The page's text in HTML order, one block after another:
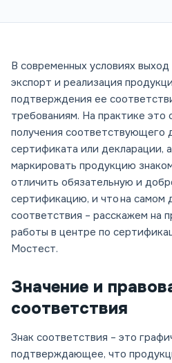
В современных условиях
экспорт и реализация
подтверждения ее
требованиям. На практике это
получения соответствующего
сертификата или декларации,
маркировать продукцию
отличить обязательную и
сертификацию, и что на самом
соответствия – расскажем на
работы в центре по
Мостест.
Значение и
соответствия
Знак соответствия – это
подтверждающее, что